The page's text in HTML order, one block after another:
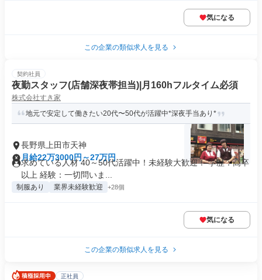
気になる
この企業の類似求人を見る
契約社員
夜勤スタッフ(店舗深夜帯担当)|月160hフルタイム必須
株式会社すき家
地元で安定して働きたい20代〜50代が活躍中*深夜手当あり*
長野県上田市天神
月給22万3000円～27万円
求めている人材 40～50代活躍中！未経験大歓迎！ 学歴：高卒
以上 経験：一切問いま...
制服あり 業界未経験歓迎 +28個
気になる
この企業の類似求人を見る
正社員